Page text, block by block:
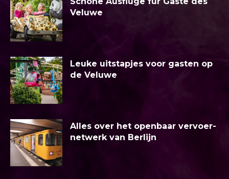
Veluwe
Leuke uitstapjes voor gasten op
de Veluwe
Alles over het openbaar vervoer-
netwerk van Berlijn